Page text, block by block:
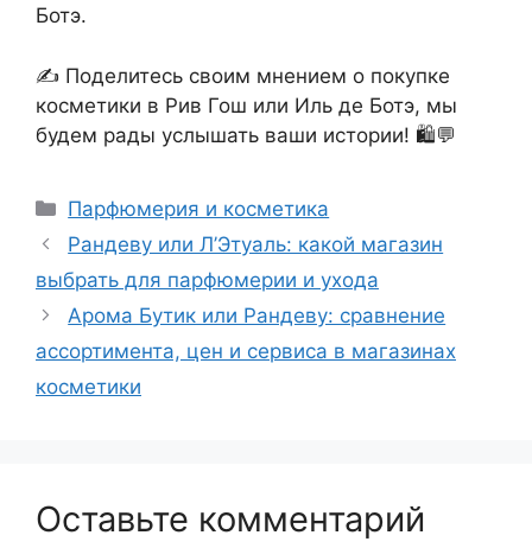
Ботэ.
✍️ Поделитесь своим мнением о покупке
косметики в Рив Гош или Иль де Ботэ, мы
будем рады услышать ваши истории! 🛍️💬
Рубрики
Парфюмерия и косметика
Рандеву или Л’Этуаль: какой магазин
выбрать для парфюмерии и ухода
Арома Бутик или Рандеву: сравнение
ассортимента, цен и сервиса в магазинах
косметики
Оставьте комментарий